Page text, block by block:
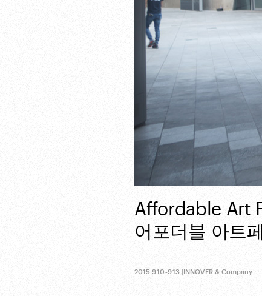
Affordable Art
어포더블 아트
2015.9.10~9.13 INNOVER & Company